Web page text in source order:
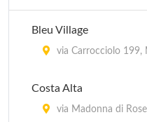
Olga's Residence
Residence Villa Tina
Bleu Village
via Carrocciolo 199,
Costa Alta
via Madonna di